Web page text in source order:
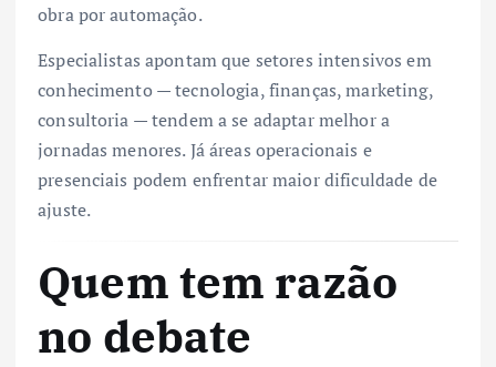
obra por automação.
Especialistas apontam que setores intensivos em
conhecimento — tecnologia, finanças, marketing,
consultoria — tendem a se adaptar melhor a
jornadas menores. Já áreas operacionais e
presenciais podem enfrentar maior dificuldade de
ajuste.
Quem tem razão
no debate